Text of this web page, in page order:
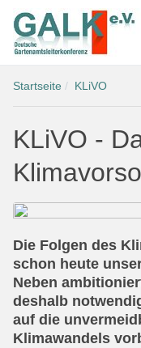
Startseite KLiVO
KLiVO -
Die Folgen des
schon heute
Neben
deshalb
auf die
Klimawandels